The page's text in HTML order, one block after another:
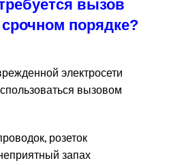
вызов
порядке?
электросети
вызовом
розеток
запах